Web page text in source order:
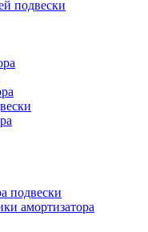
подвески
подвески
амортизатора